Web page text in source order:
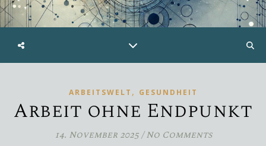
ARBEITSWELT , GESUNDHEIT
Arbeit ohne Endpunkt
14. November 2025/ No Comments